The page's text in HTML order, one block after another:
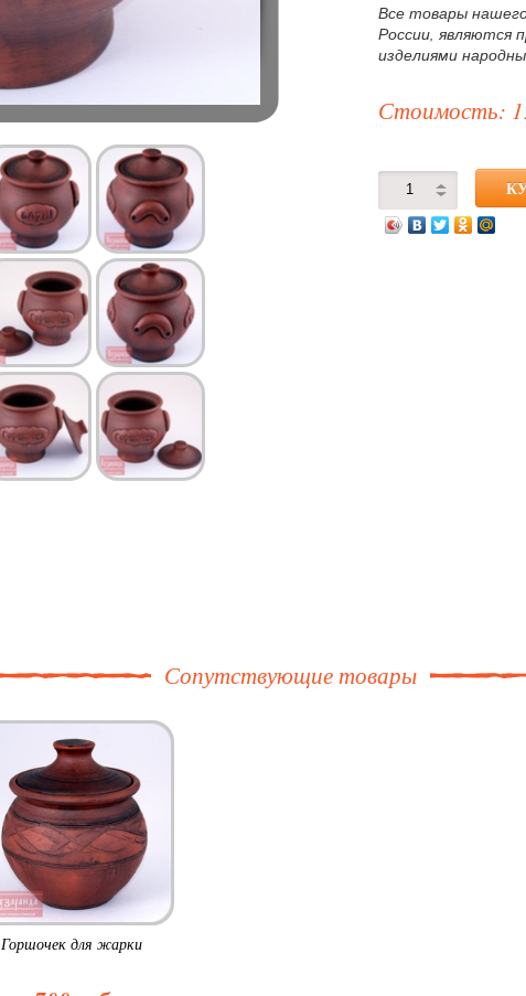
Все товары
России, являются
изделиями
Стоимость:
Сопутствующие товары
Горшочек для жарки